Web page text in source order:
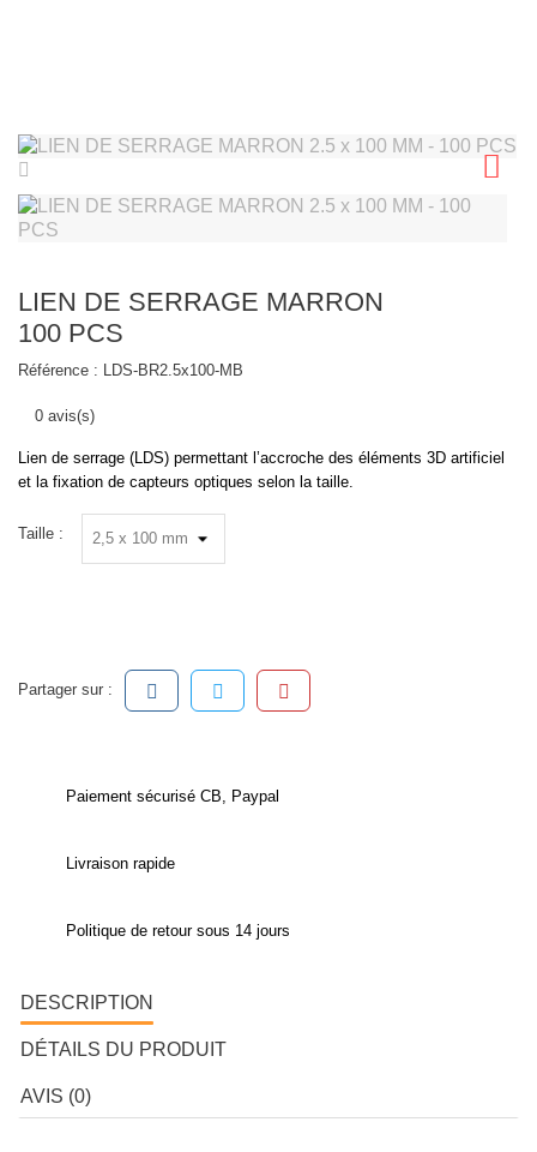
LIEN DE SERRAGE MARRON
100 PCS
Référence : LDS-BR2.5x100-MB
0 avis(s)
Lien de serrage (LDS) permettant l’accroche des éléments 3D artificiel
et la fixation de capteurs optiques selon la taille.
Taille :
Partager sur :
Paiement sécurisé CB, Paypal
Livraison rapide
Politique de retour sous 14 jours
DESCRIPTION
DÉTAILS DU PRODUIT
AVIS (0)